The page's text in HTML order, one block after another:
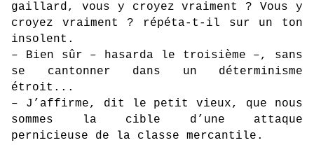
gaillard, vous y croyez vraiment ? Vous y
croyez vraiment ? répéta-t-il sur un ton
insolent.
– Bien sûr – hasarda le troisième –, sans
se cantonner dans un déterminisme
étroit...
– J’affirme, dit le petit vieux, que nous
sommes la cible d’une attaque
pernicieuse de la classe mercantile.